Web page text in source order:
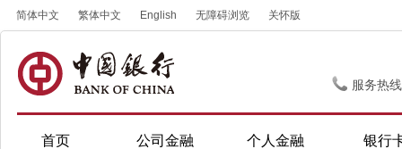
简体中文 繁体中文 English 无障碍浏览 关怀版
服务热
首页 公司金融 个人金融 银行